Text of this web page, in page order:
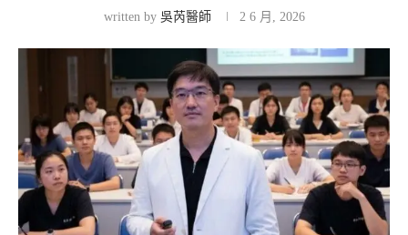
written by 吳芮醫師 2 6 月, 2026